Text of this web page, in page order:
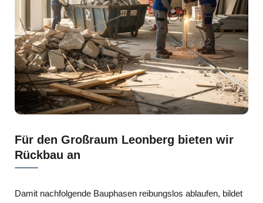
Für den Großraum Leonberg bieten wir
Rückbau an
Damit nachfolgende Bauphasen reibungslos ablaufen, bildet